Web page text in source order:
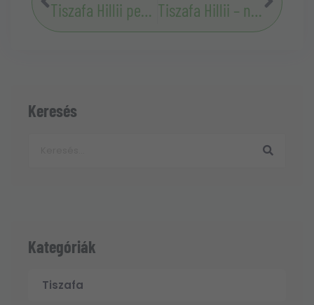
Tiszafa Hillii permetezése Tiszafa Hillii – növény bemutatása
Keresés
Kategóriák
Tiszafa